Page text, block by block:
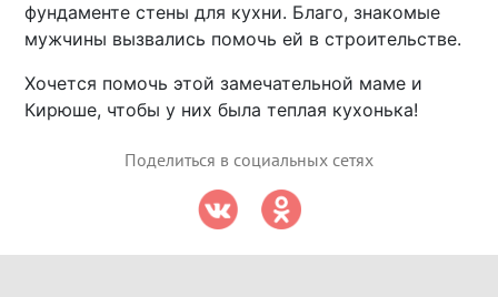
фундаменте стены для кухни. Благо, знакомые
мужчины вызвались помочь ей в строительстве.
Хочется помочь этой замечательной маме и
Кирюше, чтобы у них была теплая кухонька!
Поделиться в социальных сетях